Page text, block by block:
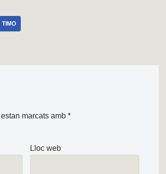
TIMO
marcats amb *
Lloc web